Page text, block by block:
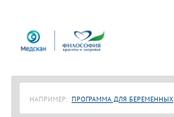
НАПРИМЕР: ПРОГРАММА ДЛЯ БЕРЕМЕННЫХ